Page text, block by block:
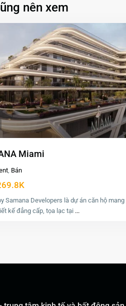
nên xem
Miami
, Bán
Samana Developers là dự án căn hộ mang
kế đẳng cấp, tọa lạc tại ...